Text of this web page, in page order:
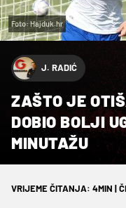
Foto: Hajduk.hr
J. RADIĆ
ZAŠTO JE
DOBIO BOLJI
MINUTAŽU
VRIJEME ČITANJA: 4MIN |